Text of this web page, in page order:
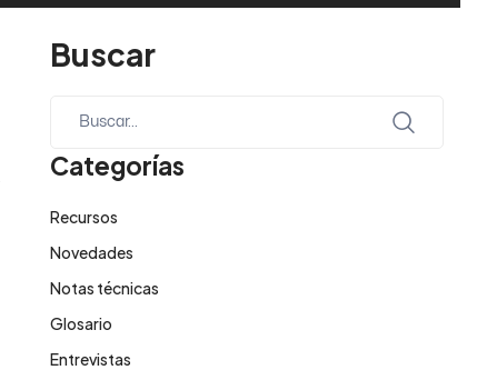
Buscar
Categorías
Recursos
Novedades
Notas técnicas
Glosario
Entrevistas